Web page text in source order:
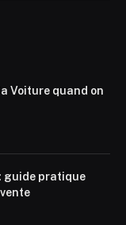
Voiture quand on
guide pratique